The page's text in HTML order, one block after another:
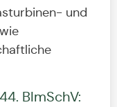
und
BImSchV: